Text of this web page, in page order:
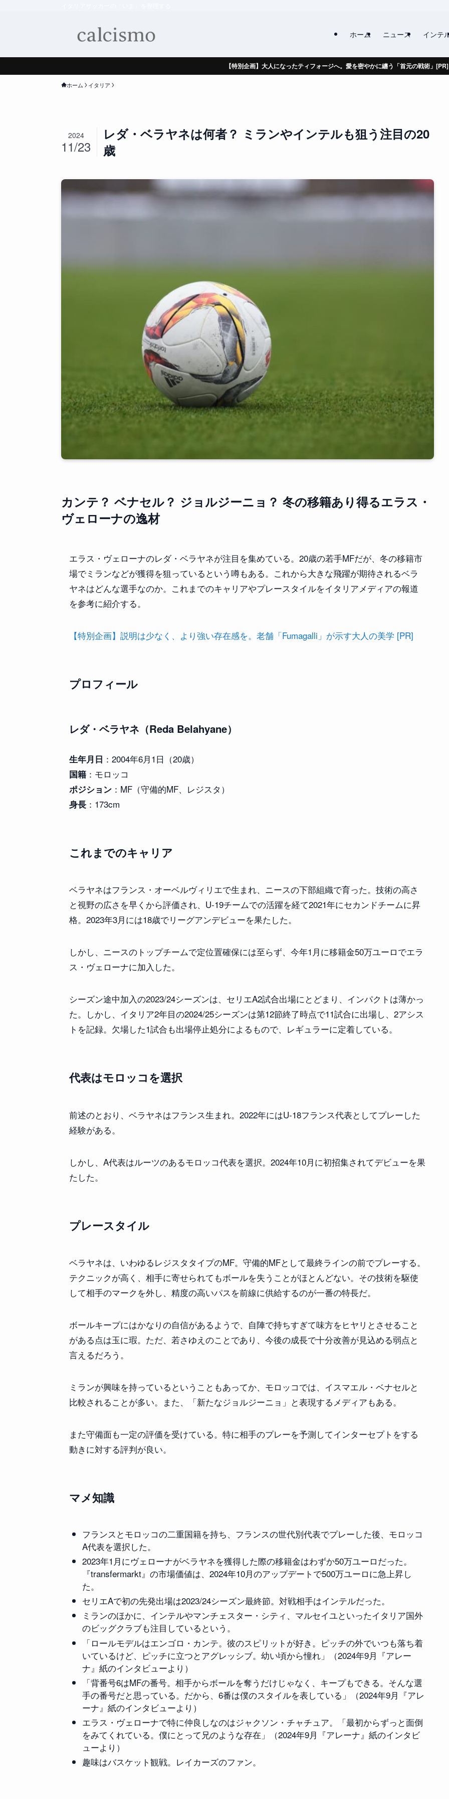
ホーム ニュース インテ
【特別企画】大人になったティフォージへ。愛を密やかに纏う「首元の戦術」[PR]
ホーム イタリア
レダ・ベラヤネは何者？ ミランやインテルも狙う注目の20
歳
2024
11/23
カンテ？ ベナセル？ ジョルジーニョ？ 冬の移籍あり得るエラス・
ヴェローナの逸材
エラス・ヴェローナのレダ・ベラヤネが注目を集めている。20歳の若手MFだが、冬の移籍市
場でミランなどが獲得を狙っているという噂もある。これから大きな飛躍が期待されるベラ
ヤネはどんな選手なのか。これまでのキャリアやプレースタイルをイタリアメディアの報道
を参考に紹介する。
【特別企画】説明は少なく、より強い存在感を。老舗「Fumagalli」が示す大人の美学 [PR]
プロフィール
レダ・ベラヤネ（Reda Belahyane）
生年月日 ：2004年6月1日（20歳）
国籍 ：モロッコ
ポジション ：MF（守備的MF、レジスタ）
身長 ：173cm
これまでのキャリア
ベラヤネはフランス・オーベルヴィリエで生まれ、ニースの下部組織で育った。技術の高さ
と視野の広さを早くから評価され、U-19チームでの活躍を経て2021年にセカンドチームに昇
格。2023年3月には18歳でリーグアンデビューを果たした。
しかし、ニースのトップチームで定位置確保には至らず、今年1月に移籍金50万ユーロでエラ
ス・ヴェローナに加入した。
シーズン途中加入の2023/24シーズンは、セリエA2試合出場にとどまり、インパクトは薄かっ
た。しかし、イタリア2年目の2024/25シーズンは第12節終了時点で11試合に出場し、2アシス
トを記録。欠場した1試合も出場停止処分によるもので、レギュラーに定着している。
代表はモロッコを選択
前述のとおり、ベラヤネはフランス生まれ。2022年にはU-18フランス代表としてプレーした
経験がある。
しかし、A代表はルーツのあるモロッコ代表を選択。2024年10月に初招集されてデビューを果
たした。
プレースタイル
ベラヤネは、いわゆるレジスタタイプのMF。守備的MFとして最終ラインの前でプレーする。
テクニックが高く、相手に寄せられてもボールを失うことがほとんどない。その技術を駆使
して相手のマークを外し、精度の高いパスを前線に供給するのが一番の特長だ。
ボールキープにはかなりの自信があるようで、自陣で持ちすぎて味方をヒヤリとさせること
がある点は玉に瑕。ただ、若さゆえのことであり、今後の成長で十分改善が見込める弱点と
言えるだろう。
ミランが興味を持っているということもあってか、モロッコでは、イスマエル・ベナセルと
比較されることが多い。また、「新たなジョルジーニョ」と表現するメディアもある。
また守備面も一定の評価を受けている。特に相手のプレーを予測してインターセプトをする
動きに対する評判が良い。
マメ知識
フランスとモロッコの二重国籍を持ち、フランスの世代別代表でプレーした後、モロッコ
A代表を選択した。
2023年1月にヴェローナがベラヤネを獲得した際の移籍金はわずか50万ユーロだった。
『transfermarkt』の市場価値は、2024年10月のアップデートで500万ユーロに急上昇し
た。
セリエAで初の先発出場は2023/24シーズン最終節。対戦相手はインテルだった。
ミランのほかに、インテルやマンチェスター・シティ、マルセイユといったイタリア国外
のビッグクラブも注目しているという。
「ロールモデルはエンゴロ・カンテ。彼のスピリットが好き。ピッチの外でいつも落ち着
いているけど、ピッチに立つとアグレッシブ。幼い頃から憧れ」（2024年9月『アレー
ナ』紙のインタビューより）
「背番号6はMFの番号。相手からボールを奪うだけじゃなく、キープもできる。そんな選
手の番号だと思っている。だから、6番は僕のスタイルを表している」（2024年9月『アレ
ーナ』紙のインタビューより）
エラス・ヴェローナで特に仲良しなのはジャクソン・チャチュア。「最初からずっと面倒
をみてくれている。僕にとって兄のような存在」（2024年9月『アレーナ』紙のインタビ
ューより）
趣味はバスケット観戦。レイカーズのファン。